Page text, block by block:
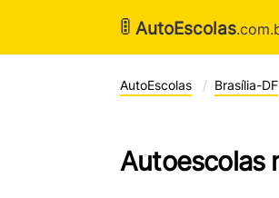
🚦 AutoEscolas
AutoEscolas Brasília-DF
Autoescolas